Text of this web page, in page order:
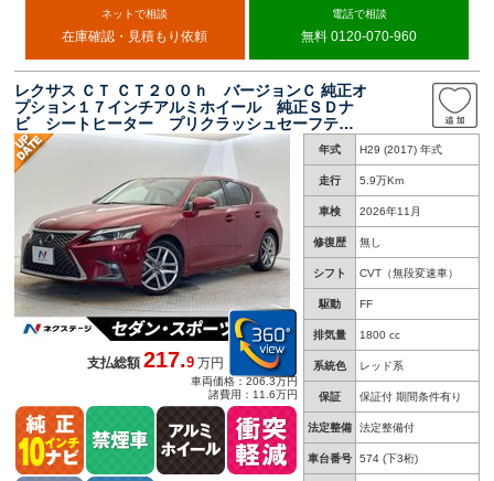
ネットで相談
在庫確認・見積もり依頼
電話で相談
無料 0120-070-960
レクサス ＣＴ ＣＴ２００ｈ バージョンＣ 純正オ
プション１７インチアルミホイール 純正ＳＤナ
ビ シートヒーター プリクラッシュセーフテ
ィ レーンキープアシスト レーダークルーズコ
ントロール オートハイビーム ＬＥＤヘッドラ
イト
年式 H29 (2017) 年式
走行 5.9万Km
車検 2026年11月
修復歴 無し
シフト CVT（無段変速車）
駆動 FF
排気量 1800 cc
系統色 レッド系
保証 保証付 期間条件有り
法定整備 法定整備付
車台番号 574 (下3桁)
支払総額217.9 万円
車両価格：206.3万円
諸費用：11.6万円